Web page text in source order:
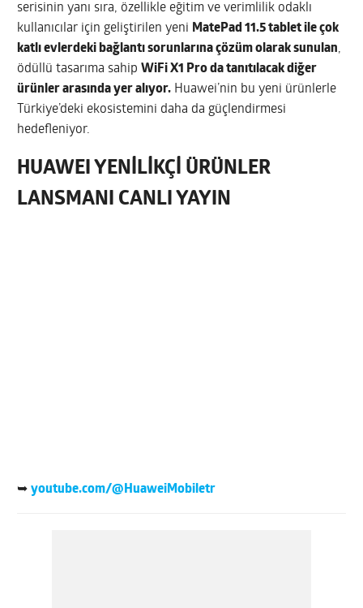
serisinin yanı sıra, özellikle eğitim ve verimlilik odaklı
kullanıcılar için geliştirilen yeni MatePad 11.5 tablet ile çok
katlı evlerdeki bağlantı sorunlarına çözüm olarak sunulan,
ödüllü tasarıma sahipWiFi X1 Pro da tanıtılacak diğer
ürünler arasında yer alıyor. Huawei’nin bu yeni ürünlerle
Türkiye’deki ekosistemini daha da güçlendirmesi
hedefleniyor.
HUAWEI YENİLİKÇİ ÜRÜNLER
LANSMANI CANLI YAYIN
➥ youtube.com/@HuaweiMobiletr